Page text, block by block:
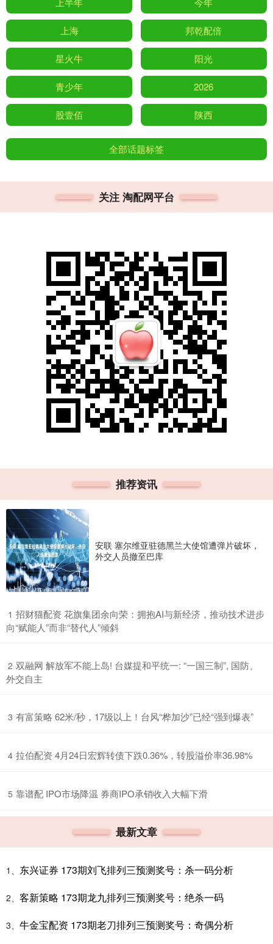
上海 邦乾配倍
星火牛 阳光
青少年 2026
股壹佰 陕西
全部话题标签
关注 淘配网平台
推荐资讯
安联 塞尔维亚驻德黑兰大使馆遭弹片破坏，
外交人员撤至巴库
1 ​招财猫配资 花旗集团余向荣：拥抱AI与新经济，推动技术进步
向“赋能人”而非“替代人”倾斜
2 ​双融网 解放军不能上岛! 台媒提和平统一: “一国三制”, 国防、
外交自主
3 ​有富策略 62米/秒，17级以上！台风“桦加沙”已经“强到爆表”
4 ​拉伯配资 4月24日宏辉转债下跌0.36%，转股溢价率36.98%
5 ​靠谱配 IPO市场降温 券商IPO承销收入大幅下滑
最新文章
1、 东兴证券 173期刘飞排列三预测奖号：杀一码分析
2、 客新策略 173期龙九排列三预测奖号：绝杀一码
3、 牛金宝配资 173期老刀排列三预测奖号：奇偶分析